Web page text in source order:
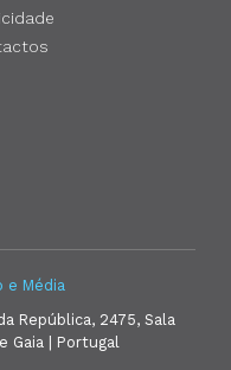
e Média
República, 2475, Sala
Gaia | Portugal